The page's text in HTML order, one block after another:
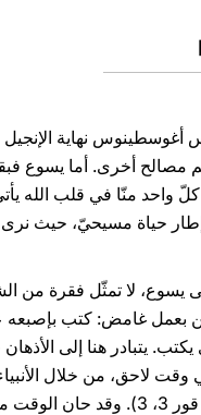
أغوسطينوس نهاية
مصالح أخرى. أما يسوع
واحد منّا في قلب الله
حياة مسيحيّ، حيث
يسوع، لا تمثّل فقرة من
يتبادر هنا إلى
الآن. وعد الله، في وقت لاحق، من
حجريّة، ولكن مباشرة على قلوبنا (را. إر 31، 33)،